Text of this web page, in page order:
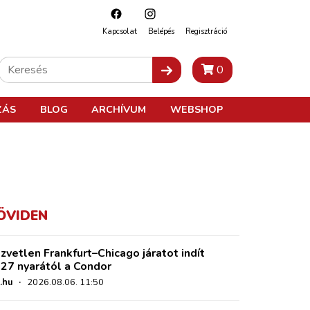
Kapcsolat Belépés Regisztráció
0
BLOG ARCHÍVUM WEBSHOP
Frankfurt–Chicago járatot indít
nyarától a Condor
· 2026.08.06. 11:50